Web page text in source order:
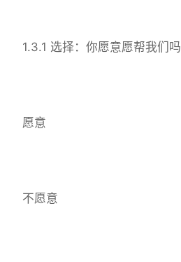
1.3.1 选择：你愿意愿帮我们吗
愿意
不愿意